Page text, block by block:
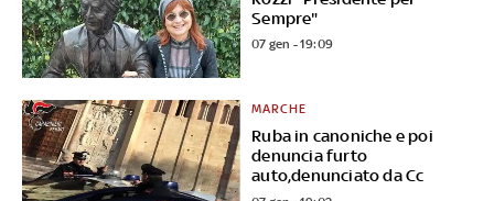
Sempre"
07 gen - 19:09
Ruba in canoniche e poi
denuncia furto
auto,denunciato da Cc
MARCHE